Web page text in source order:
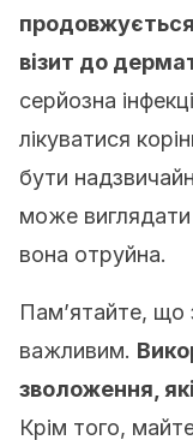
візит до
серйозна
лікуватися
бути
може
вона отруйна.
Пам’ятайте, що
важливим.
зволоження,
Крім того,